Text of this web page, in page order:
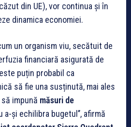
din UE), vor continua și în
dinamica economiei.
un organism viu, secătuit de
financiară asigurată de
puțin probabil ca
să fie una susținută, mai ales
impună măsuri de
a-și echilibra bugetul’’, afirmă